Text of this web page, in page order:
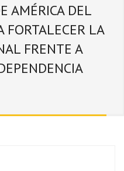
AMÉRICA DEL
LA
FRENTE A